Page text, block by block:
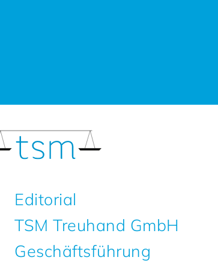
Editorial
TSM Treuhand GmbH
Geschäftsführung